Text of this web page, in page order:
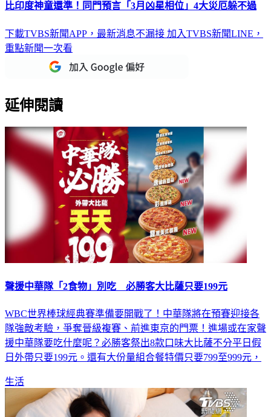
比印度神童還準！同門預言「3月凶星相位」4大災厄躲不過
下載TVBS新聞APP，最新消息不漏接 加入TVBS新聞LINE，
重點新聞一次看
延伸閱讀
聲援中華隊「2食物」別吃 必勝客大比薩只要199元
WBC世界棒球經典賽準備要開戰了！中華隊將在預賽迎接各
隊強敵考驗，爭奪晉級複賽、前進東京的門票！進場或在家聲
援中華隊要吃什麼呢？必勝客祭出8款口味大比薩不分平日假
日外帶只要199元。還有大份量組合餐特價只要799至999元，
生活